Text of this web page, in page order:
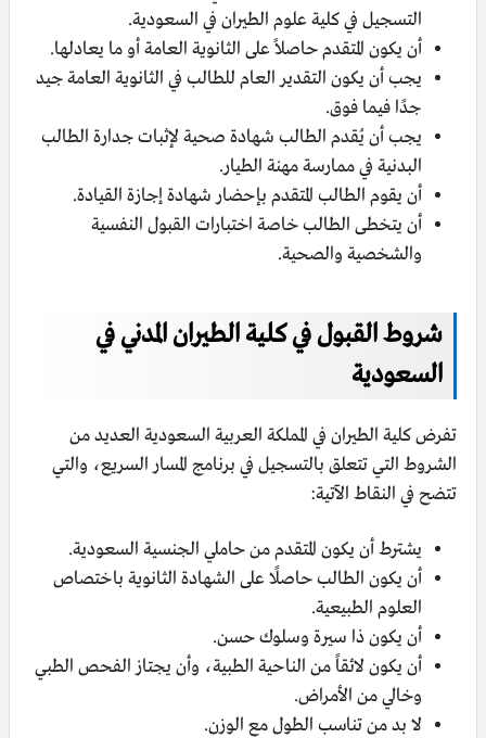
التسجيل في كلية علوم الطيران في السعودية.
أن يكون المتقدم حاصلاً على الثانوية العامة أو ما يعادلها.
يجب أن يكون التقدير العام للطالب في الثانوية العامة جيد
جدًا فيما فوق.
يجب أن يُقدم الطالب شهادة صحية لإثبات جدارة الطالب
البدنية في ممارسة مهنة الطيار.
أن يقوم الطالب المتقدم بإحضار شهادة إجازة القيادة.
أن يتخطى الطالب خاصة اختبارات القبول النفسية
والشخصية والصحية.
شروط القبول في كلية الطيران المدني في
السعودية
تفرض كلية الطيران في المملكة العربية السعودية العديد من
الشروط التي تتعلق بالتسجيل في برنامج المسار السريع، والتي
تتضح في النقاط الآتية:
يشترط أن يكون المتقدم من حاملي الجنسية السعودية.
أن يكون الطالب حاصلًا على الشهادة الثانوية باختصاص
العلوم الطبيعية.
أن يكون ذا سيرة وسلوك حسن.
أن يكون لائقاً من الناحية الطبية، وأن يجتاز الفحص الطبي
وخالي من الأمراض.
لا بد من تناسب الطول مع الوزن.